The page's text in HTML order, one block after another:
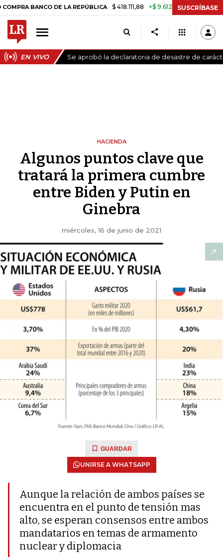
DE LA REPÚBLICA $ 418.111,88 +$ 9.612,91 +2,35% TASA DE
SUSCRÍBASE
EN VIVO Se aprobó la declaratoria de desastre de
HACIENDA
Algunos puntos clave que
tratará la primera cumbre
entre Biden y Putin en
Ginebra
miércoles, 16 de junio de 2021
GUARDAR
UNIRSE A WHATSAPP
Aunque la relación de ambos países se
encuentra en el punto de tensión mas
alto, se esperan consensos entre ambos
mandatarios en temas de armamento
nuclear y diplomacia